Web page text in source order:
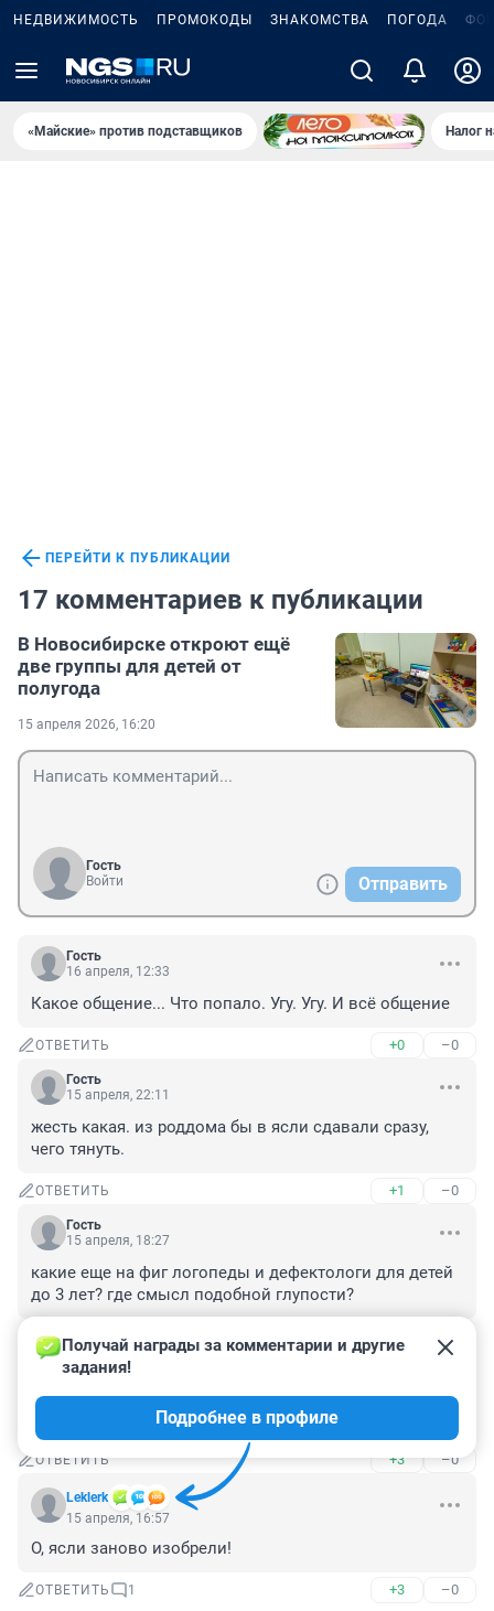
НЕДВИЖИМОСТЬ ПРОМОКОДЫ ЗНАКОМСТВА ПОГОДА
«Майские» против подставщиков Налог
ПЕРЕЙТИ К ПУБЛИКАЦИИ
17 комментариев к публикации
В Новосибирске откроют ещё
две группы для детей от
полугода
15 апреля 2026, 16:20
Гость
Войти
Отправить
Гость
16 апреля, 12:33
Какое общение... Что попало. Угу. Угу. И всё общение
ОТВЕТИТЬ +0 –0
Гость
15 апреля, 22:11
жесть какая. из роддома бы в ясли сдавали сразу,
чего тянуть.
ОТВЕТИТЬ +1 –0
Гость
15 апреля, 18:27
какие еще на фиг логопеды и дефектологи для детей
до 3 лет? где смысл подобной глупости?
ОТВЕТИТЬ –0
Гость
А как же маткапитал получить
ОТВЕТИТЬ +3 –0
Leklerk
Получай награды за комментарии и другие
задания!
Подробнее в профиле
15 апреля, 16:57
О, ясли заново изобрели!
ОТВЕТИТЬ 1 +3 –0